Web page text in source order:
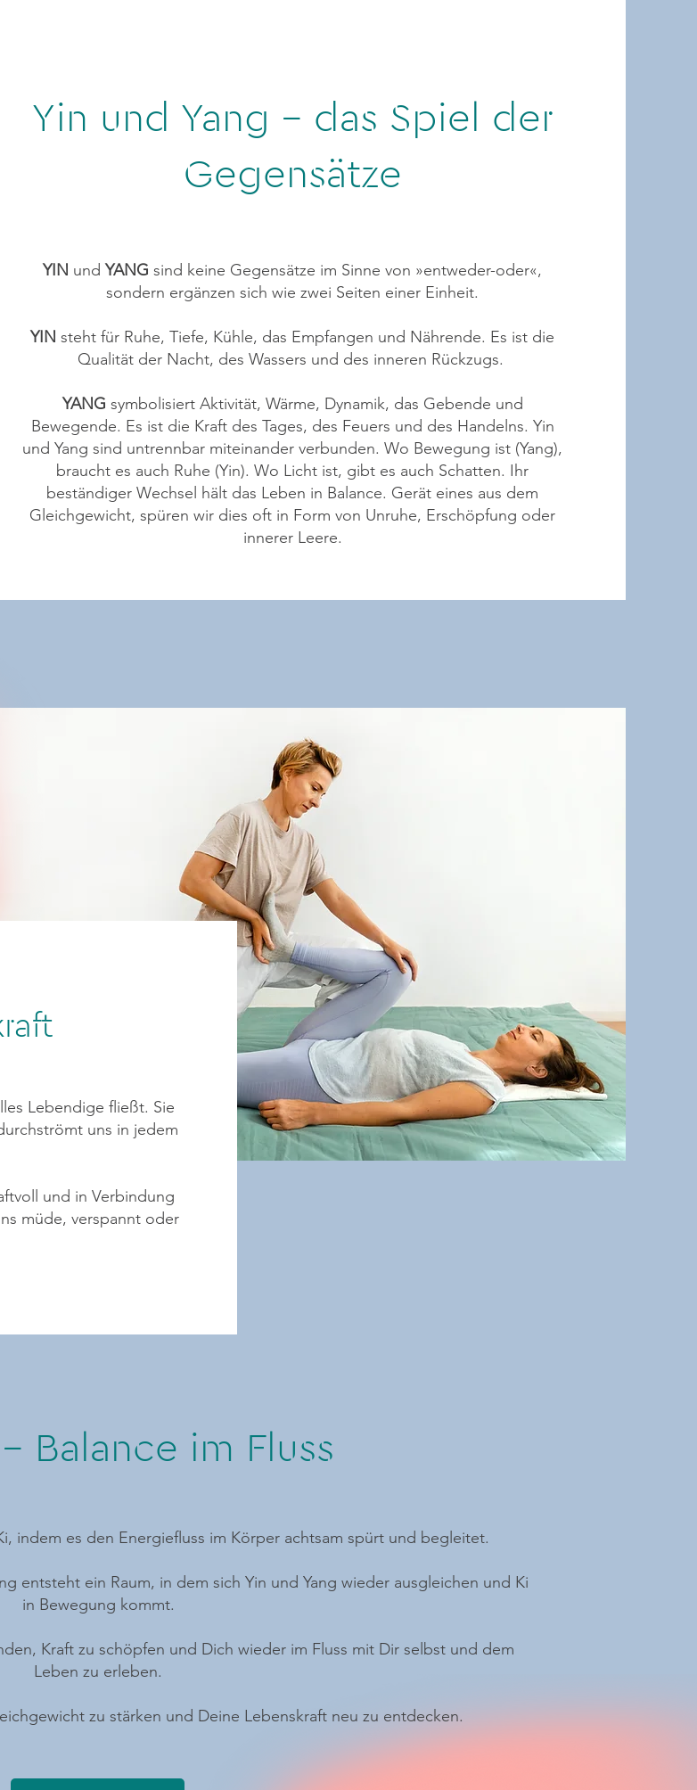
Yin und Yang – das Spiel der
Gegensätze
YIN und YANG sind keine Gegensätze im Sinne von »entweder-oder«,
sondern ergänzen sich wie zwei Seiten einer Einheit.
YIN steht für Ruhe, Tiefe, Kühle, das Empfangen und Nährende. Es ist die
Qualität der Nacht, des Wassers und des inneren Rückzugs.
YANG symbolisiert Aktivität, Wärme, Dynamik, das Gebende und
Bewegende. Es ist die Kraft des Tages, des Feuers und des Handelns. Yin
und Yang sind untrennbar miteinander verbunden. Wo Bewegung ist (Yang),
braucht es auch Ruhe (Yin). Wo Licht ist, gibt es auch Schatten. Ihr
beständiger Wechsel hält das Leben in Balance. Gerät eines aus dem
Gleichgewicht, spüren wir dies oft in Form von Unruhe, Erschöpfung oder
innerer Leere.
Lebendige fließt. Sie
uns in jedem
und in Verbindung
müde, verspannt oder
Balance im Fluss
indem es den Energiefluss im Körper achtsam spürt und begleitet.
entsteht ein Raum, in dem sich Yin und Yang wieder ausgleichen und Ki
in Bewegung kommt.
Kraft zu schöpfen und Dich wieder im Fluss mit Dir selbst und dem
Leben zu erleben.​
zu stärken und Deine Lebenskraft neu zu entdecken.